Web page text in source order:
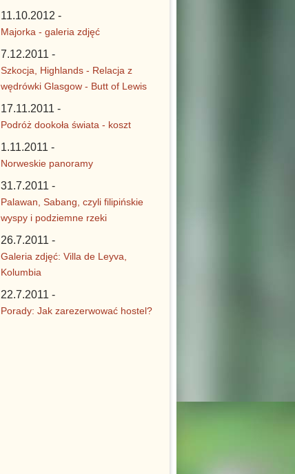
11.10.2012 -
Majorka - galeria zdjęć
7.12.2011 -
Szkocja, Highlands - Relacja z
wędrówki Glasgow - Butt of Lewis
17.11.2011 -
Podróż dookoła świata - koszt
1.11.2011 -
Norweskie panoramy
31.7.2011 -
Palawan, Sabang, czyli filipińskie
wyspy i podziemne rzeki
26.7.2011 -
Galeria zdjęć: Villa de Leyva,
Kolumbia
22.7.2011 -
Porady: Jak zarezerwować hostel?